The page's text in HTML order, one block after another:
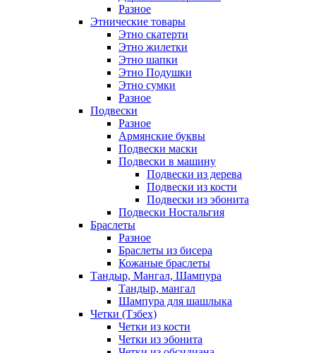
Разное
Этнические товары
Этно скатерти
Этно жилетки
Этно шапки
Этно Подушки
Этно сумки
Разное
Подвески
Разное
Армянские буквы
Подвески маски
Подвески в машину
Подвески из дерева
Подвески из кости
Подвески из эбонита
Подвески Ностальгия
Браслеты
Разное
Браслеты из бисера
Кожаные браслеты
Тандыр, Мангал, Шампура
Тандыр, мангал
Шампура для шашлыка
Четки (Тзбех)
Четки из кости
Четки из эбонита